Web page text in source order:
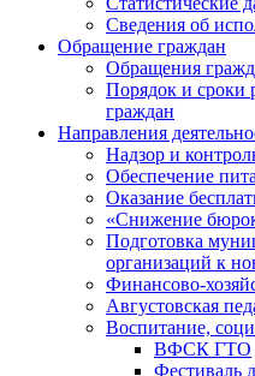
Сведения об
Обращение граждан
Обращения
Порядок и сроки
граждан
Направления
Надзор и
Обеспечение
Оказание
«Снижение
Подготовка
организаций к
Финансово-
Августовская
Воспитание,
ВФСК ГТО
Фестиваль